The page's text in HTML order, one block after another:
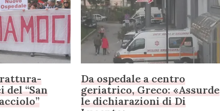
del “San
Da ospedale a centro
geriatrico, Greco: «Assurde
le dichiarazioni di Di